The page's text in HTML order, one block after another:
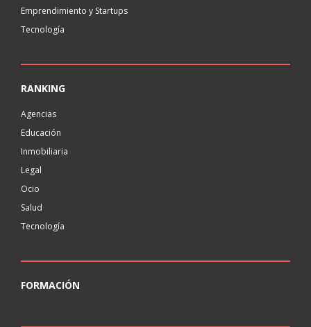
Emprendimiento y Startups
Tecnología
RANKING
Agencias
Educación
Inmobiliaria
Legal
Ocio
Salud
Tecnología
FORMACIÓN